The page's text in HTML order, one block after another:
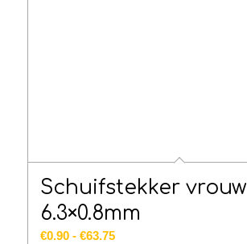
Schuifstekker vrouw
6.3×0.8mm
€0.90 - €63.75Prijsklasse: